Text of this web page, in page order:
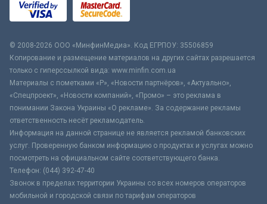
© 2008-2026 ООО «МинфинМедиа». Код ЕГРПОУ: 35506859
Копирование и размещение материалов на других сайтах разрешается
только с гиперссылкой вида: www.minfin.com.ua
Материалы с пометками «Р», «Новости партнёров», «Актуально»,
«Спецпроект», «Новости компаний», «Промо» – это реклама в
понимании Закона Украины «О рекламе». За содержание рекламы
ответственность несёт рекламодатель.
Информация на данной странице не является рекламой банковских
услуг. Проверенную банком информацию о продуктах и услугах можно
посмотреть на официальном сайте соответствующего банка.
Телефон: (044) 392-47-40
Звонок в пределах территории Украины со всех номеров операторов
мобильной и городской связи по тарифам операторов